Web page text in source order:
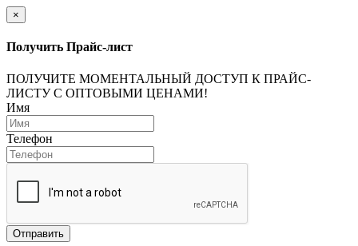
×
Получить Прайс-лист
ПОЛУЧИТЕ МОМЕНТАЛЬНЫЙ ДОСТУП К ПРАЙС-
ЛИСТУ С ОПТОВЫМИ ЦЕНАМИ!
Имя
Телефон
Отправить